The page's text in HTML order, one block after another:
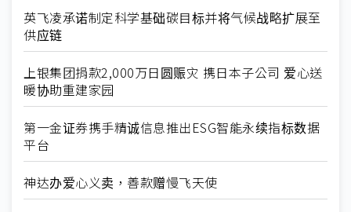
英飞凌承诺制定科学基础碳目标并将气候战略扩展至
供应链
上银集团捐款2,000万日圆赈灾 携日本子公司 爱心送
暖协助重建家园
第一金证券携手精诚信息推出ESG智能永续指标数据
平台
神达办爱心义卖，善款赠慢飞天使